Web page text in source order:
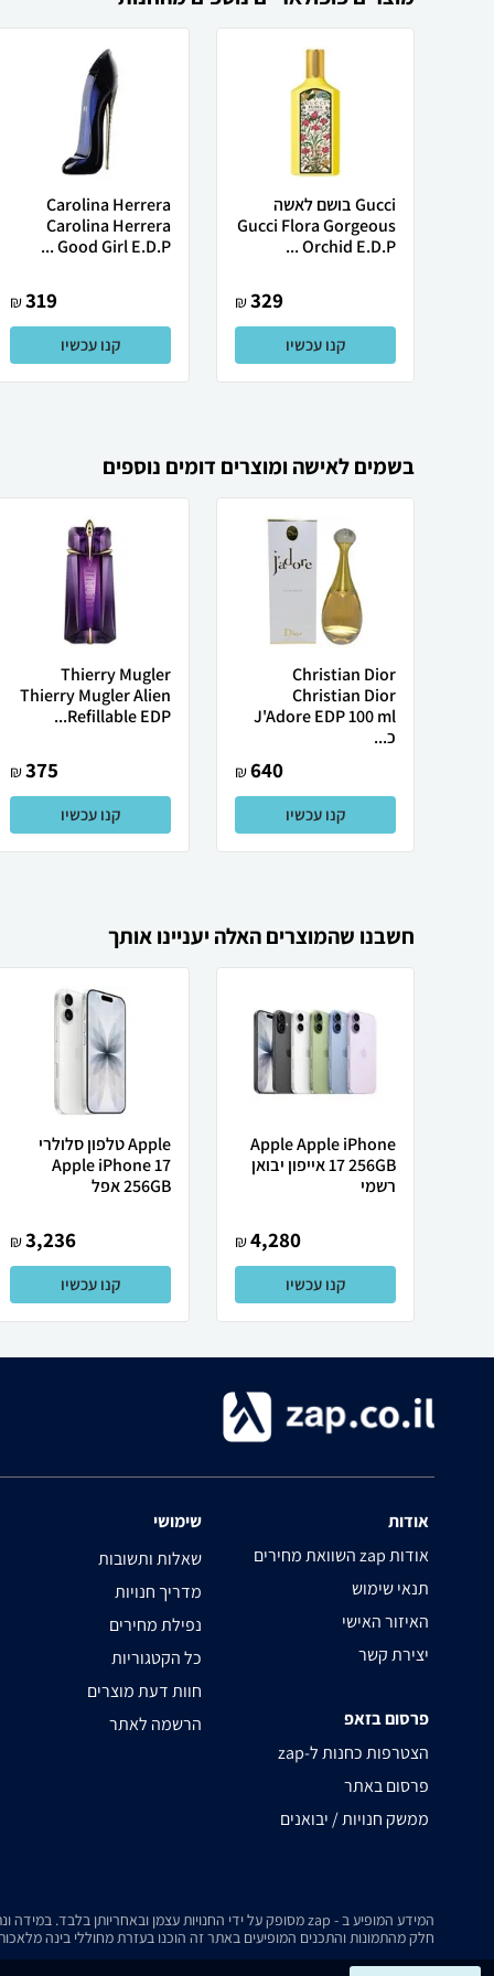
Gucci בושם לאשה
Gucci Flora Gorgeous
Orchid E.D.P ...
329
₪
קנו עכשיו
Carolina Herrera
Carolina Herrera
Good Girl E.D.P ...
319
₪
קנו עכשיו
בשמים לאישה ומוצרים דומים נוספים
Christian Dior
Christian Dior
J'Adore EDP 100 ml
כ...
640
₪
קנו עכשיו
Thierry Mugler
Thierry Mugler Alien
Refillable EDP...
375
₪
קנו עכשיו
חשבנו שהמוצרים האלה יעניינו אותך
Apple Apple iPhone
17 256GB אייפון יבואן
רשמי
4,280
₪
קנו עכשיו
Apple טלפון סלולרי
Apple iPhone 17
256GB אפל
3,236
₪
קנו עכשיו
אודות
השוואת מחירים zap אודות
תנאי שימוש
האיזור האישי
יצירת קשר
פרסום בזאפ
zap-הצטרפות כחנות ל
פרסום באתר
ממשק חנויות / יבואנים
שימושי
שאלות ותשובות
מדריך חנויות
נפילת מחירים
כל הקטגוריות
חוות דעת מוצרים
הרשמה לאתר
המידע המופיע ב - zap מסופק על ידי החנויות עצמן ובאחריותן בלבד. במידה ונתקלת בבעיה כלשהי בנתונים המוצגים באתר, אנא שלח אלינו הודעה ואנו נטפל בעניין.
חלק מהתמונות והתכנים המופיעים באתר זה הוכנו בעזרת מחוללי בינה